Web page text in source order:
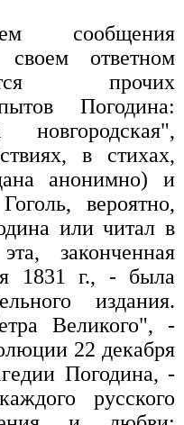
сообщения
ответном
прочих
Погодина:
в стихах,
анонимно) и
вероятно,
или читал в
законченная
1831 г., - была
издания.
Великого", -
22 декабря
Погодина, -
русского